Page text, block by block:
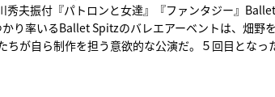
秀夫振付『パトロンと女達』『ファンタジー』Ballet
り率いるBallet Spitzのバレエアーベントは、畑野
ちが自ら制作を担う意欲的な公演だ。５回目となっ